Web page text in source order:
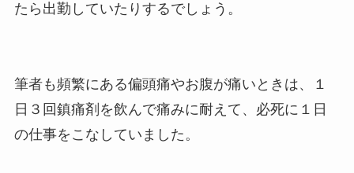
たら出勤していたりするでしょう。
筆者も頻繁にある偏頭痛やお腹が痛いときは、１
日３回鎮痛剤を飲んで痛みに耐えて、必死に１日
の仕事をこなしていました。